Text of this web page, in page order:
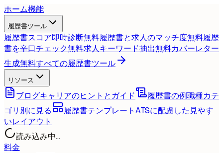
ホーム機能
履歴書ツール
履歴書スコア即時診断無料履歴書と求人のマッチ度無料履歴
書を辛口チェック無料求人キーワード抽出無料カバーレター
生成無料すべての履歴書ツール
リソース
ブログキャリアのヒントとガイド 履歴書の例職種カテ
ゴリ別に見る
履歴書テンプレートATSに配慮した見やす
いレイアウト
読み込み中...
料金